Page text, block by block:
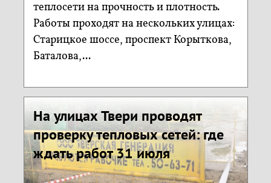
теплосети на прочность и плотность.
Работы проходят на нескольких улицах:
Старицкое шоссе, проспект Корыткова,
Баталова,...
На улицах Твери проводят
проверку тепловых сетей: где
ждать работ 31 июля